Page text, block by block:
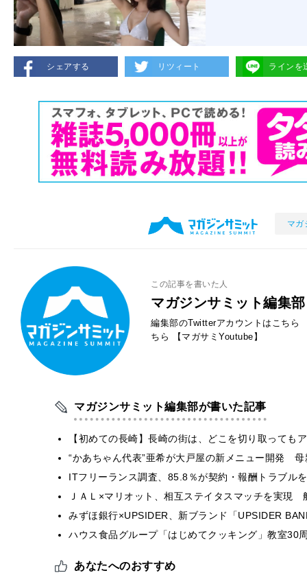
シェアする リツィート ラインを
マガ
この記事を書いた人
マガジンサミット編集部
編集部のTwitterアカウントはこちら
ちら
【マガサミYoutube】
マガジンサミット編集部が書いた記事
【初めての長崎】長崎の街は、どこを切り取って
“かあちゃん代表”亜希が大戸屋の新メニュー開発
ITフリーランス調査、85.8％が契約・報酬トラブ
ＪＡＬ×マリオット、相互ステイタスマッチを実
みずほ銀行×UPSIDER、新ブランド「UPSIDER
ハウス食品グループ「はじめてクッキング」教室
あなたへのおすすめ